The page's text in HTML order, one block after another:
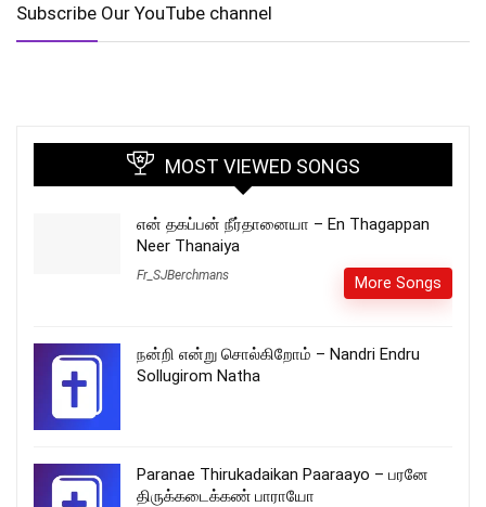
Subscribe Our YouTube channel
MOST VIEWED SONGS
என் தகப்பன் நீர்தானையா – En Thagappan
Neer Thanaiya
Fr_SJBerchmans More Songs
நன்றி என்று சொல்கிறோம் – Nandri Endru
Sollugirom Natha
Paranae Thirukadaikan Paaraayo – பரனே
திருக்கடைக்கண் பாராயோ